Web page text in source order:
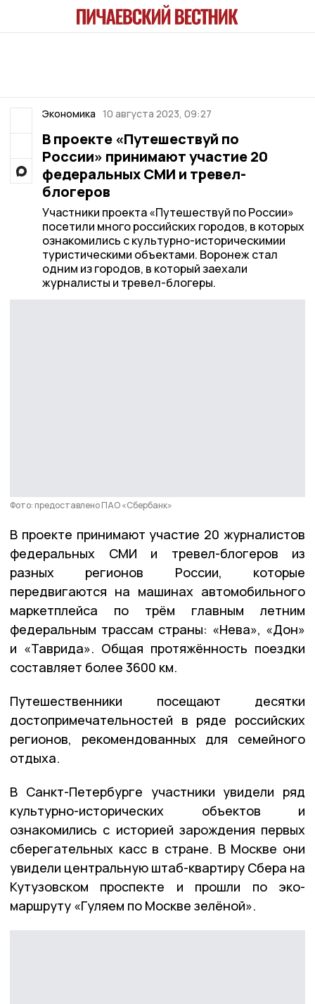
Экономика 10 августа 2023, 09:27
В проекте «Путешествуй по
России» принимают участие 20
федеральных СМИ и тревел-
блогеров
Участники проекта «Путешествуй по России»
посетили много российских городов, в которых
ознакомились с культурно-историческимии
туристическими объектами. Воронеж стал
одним из городов, в который заехали
журналисты и тревел-блогеры.
Фото: предоставлено ПАО «Сбербанк»
В проекте принимают участие 20 журналистов
федеральных СМИ и тревел-блогеров из
разных регионов России, которые
передвигаются на машинах автомобильного
маркетплейса по трём главным летним
федеральным трассам страны: «Нева», «Дон»
и «Таврида». Общая протяжённость поездки
составляет более 3600 км.
Путешественники посещают десятки
достопримечательностей в ряде российских
регионов, рекомендованных для семейного
отдыха.
В Санкт-Петербурге участники увидели ряд
культурно-исторических объектов и
ознакомились с историей зарождения первых
сберегательных касс в стране. В Москве они
увидели центральную штаб-квартиру Сбера на
Кутузовском проспекте и прошли по эко-
маршруту «Гуляем по Москве зелёной».